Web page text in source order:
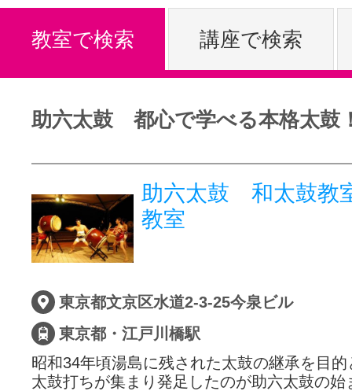
やりたいこ
特集をみる
グッドスク
サイトマッ
教室で検索 講座で検索
助六太鼓 都心で学べる本格太鼓
助六太鼓 和太鼓教
教室
東京都文京区水道2-3-25今泉ビル
東京都・江戸川橋駅
昭和34年頃湯島に残された太鼓の継承を目
太鼓打ちが集まり発足したのが助六太鼓の